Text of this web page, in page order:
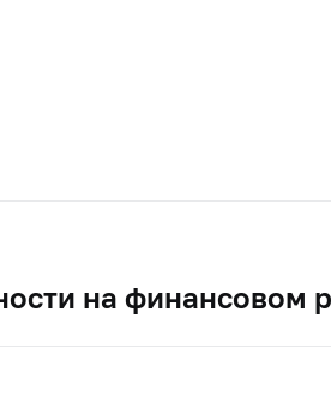
на финансовом